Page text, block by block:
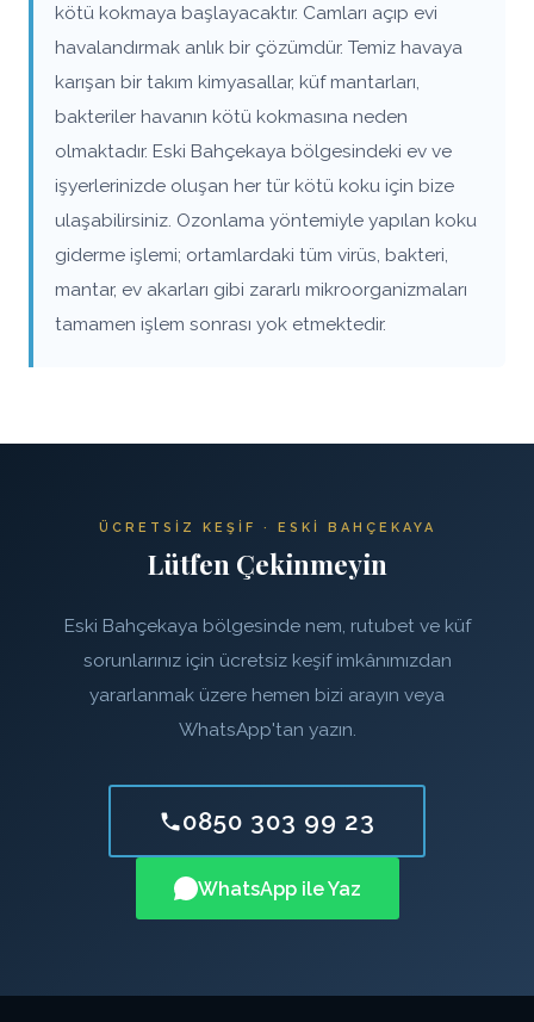
kötü kokmaya başlayacaktır. Camları açıp evi
havalandırmak anlık bir çözümdür. Temiz havaya
karışan bir takım kimyasallar, küf mantarları,
bakteriler havanın kötü kokmasına neden
olmaktadır. Eski Bahçekaya bölgesindeki ev ve
işyerlerinizde oluşan her tür kötü koku için bize
ulaşabilirsiniz. Ozonlama yöntemiyle yapılan koku
giderme işlemi; ortamlardaki tüm virüs, bakteri,
mantar, ev akarları gibi zararlı mikroorganizmaları
tamamen işlem sonrası yok etmektedir.
ÜCRETSIZ KEŞIF · ESKI BAHÇEKAYA
Lütfen Çekinmeyin
Eski Bahçekaya bölgesinde nem, rutubet ve küf
sorunlarınız için ücretsiz keşif imkânımızdan
yararlanmak üzere hemen bizi arayın veya
WhatsApp'tan yazın.
0850 303 99 23
WhatsApp ile Yaz